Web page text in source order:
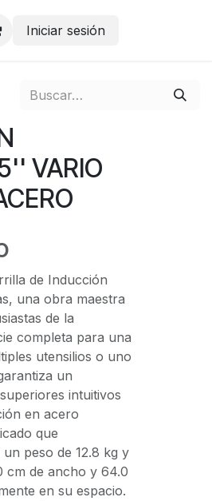
Iniciar sesión
VARIO
de Inducción
una obra maestra
de la
completa para una
utensilios o uno
un
intuitivos
en acero
que
peso de 12.8 kg y
cm de ancho y 64.0
en su espacio.